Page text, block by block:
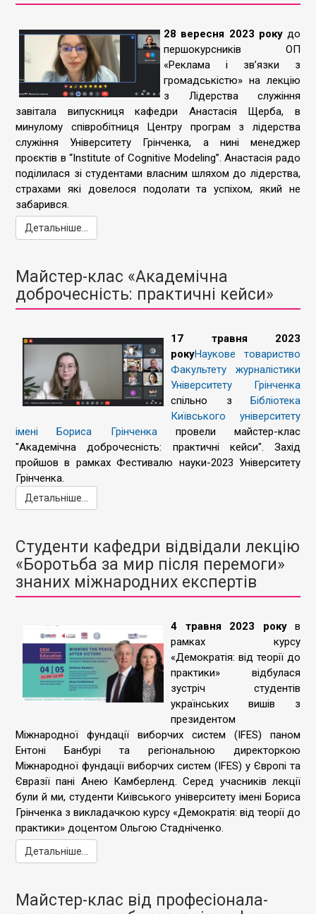
28 вересня 2023 рокудо
першокурсників ОП
«Реклама і зв’язки з
громадськістю» на лекцію
з Лідерства служіння
завітала випускниця кафедри Анастасія Щерба, в
минулому співробітниця Центру програм з лідерства
служіння Університету Грінченка, а нині менеджер
проєктів в “Institute of Cognitive Modeling”. Анастасія радо
поділилася зі студентами власним шляхом до лідерства,
страхами які довелося подолати та успіхом, який не
забарився.
Детальніше...
Майстер-клас «Академічна
доброчесність: практичні кейси»
17 травня 2023
рокуНаукове товариство
Факультету журналістики
Університету Грінченка
спільно з Бібліотека
Київського університету
імені Бориса Грінченкапровели майстер-клас
"Академічна доброчесність: практичні кейси". Захід
пройшов в рамках Фестивалю науки-2023 Університету
Грінченка.
Детальніше...
Студенти кафедри відвідали лекцію
«Боротьба за мир після перемоги»
знаних міжнародних експертів
4 травня 2023 рокув
рамках курсу
«Демократія: від теорії до
практики» відбулася
зустріч студентів
українських вишів з
президентом
Міжнародної фундації виборчих систем (IFES) паном
Ентоні Банбурі та регіональною директоркою
Міжнародної фундації виборчих систем (IFES) у Європі та
Євразії пані Анею Камберленд. Серед учасників лекції
були й ми, студенти Київського університету імені Бориса
Грінченка з викладачкою курсу «Демократія: від теорії до
практики» доцентом Ольгою Стадніченко.
Детальніше...
Майстер-клас від професіонала-